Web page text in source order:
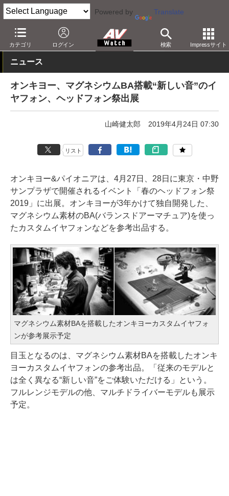
Powered by Translate
カテゴリ ログイン 検索 Impressサイト
AV Watch 製品 ヘッドフォン パイオニア
ニュース
オンキヨー、マグネシウムBA搭載“新しい音”のイ
ヤフォン、ヘッドフォン祭出展
山崎健太郎 2019年4月24日 07:30
リスト
オンキヨー&パイオニアは、4月27日、28日に東京・中野
サンプラザで開催されるイベント「春のヘッドフォン祭
2019」に出展。オンキヨーが3年かけて独自開発した、
マグネシウム素材のBA(バランスドアーマチュア)を使っ
たカスタムイヤフォンなどを参考出品する。
マグネシウム素材BAを搭載したオンキヨーカスタムイヤフォ
ンが参考展示予定
目玉となるのは、マグネシウム素材BAを搭載したオンキ
ヨーカスタムイヤフォンの参考出品。「従来のモデルと
は全く異なる“新しい音”をご体験いただける」という。
フルレンジモデルの他、マルチドライバーモデルも展示
予定。